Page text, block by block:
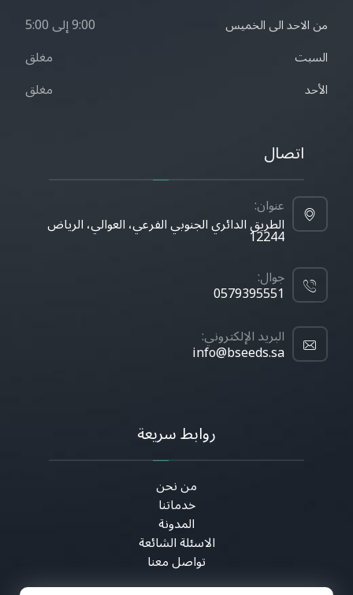
من الاحد الى الخميس 9:00 إلى 5:00
السبت مغلق
الأحد مغلق
اتصال
عنوان:
الطريق الدائري الجنوبي الفرعي، العوالي، الرياض
12244
جوال:
0579395551
البريد الإلكتروني:
info@bseeds.sa
روابط سريعة
من نحن
خدماتنا
المدونة
الاسئلة الشائعة
تواصل معنا